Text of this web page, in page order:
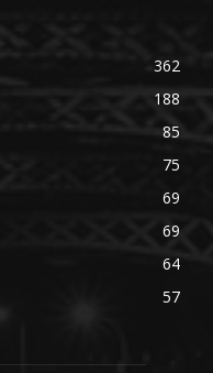
362
188
85
75
69
69
64
57